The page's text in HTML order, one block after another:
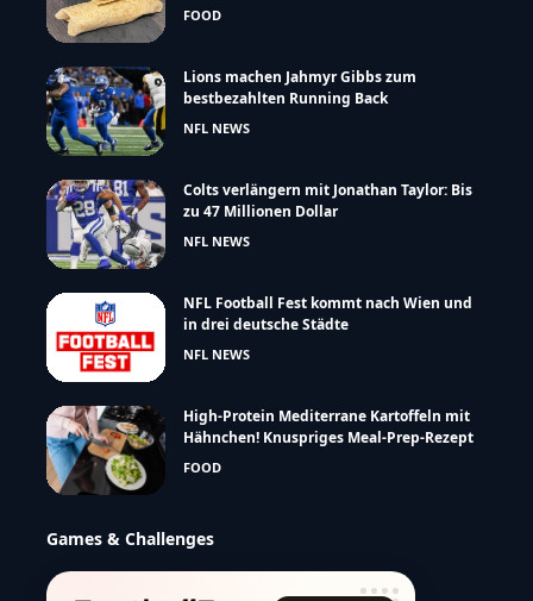
FOOD
Lions machen Jahmyr Gibbs zum
bestbezahlten Running Back
NFL NEWS
Colts verlängern mit Jonathan Taylor: Bis
zu 47 Millionen Dollar
NFL NEWS
NFL Football Fest kommt nach Wien und
in drei deutsche Städte
NFL NEWS
High-Protein Mediterrane Kartoffeln mit
Hähnchen! Knuspriges Meal-Prep-Rezept
FOOD
Games & Challenges